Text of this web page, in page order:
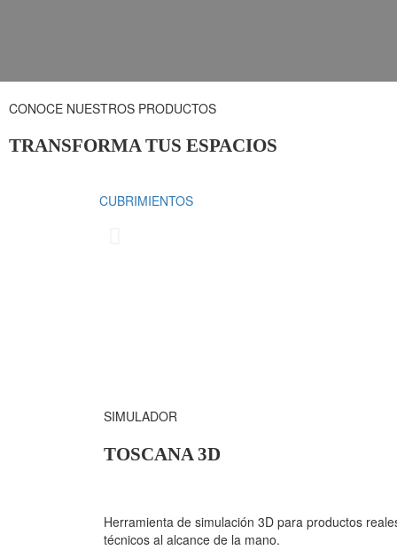
CONOCE NUESTROS PRODUCTOS
TRANSFORMA TUS ESPACIOS
CUBRIMIENTOS
SIMULADOR
TOSCANA 3D
Herramienta de simulación 3D para productos
técnicos al alcance de la mano.